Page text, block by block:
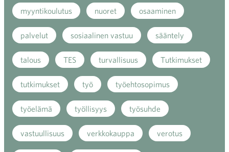
myyntikoulutus nuoret osaaminen
palvelut sosiaalinen vastuu sääntely
talous TES turvallisuus Tutkimukset
tutkimukset työ työehtosopimus
työelämä työllisyys työsuhde
vastuullisuus verkkokauppa verotus